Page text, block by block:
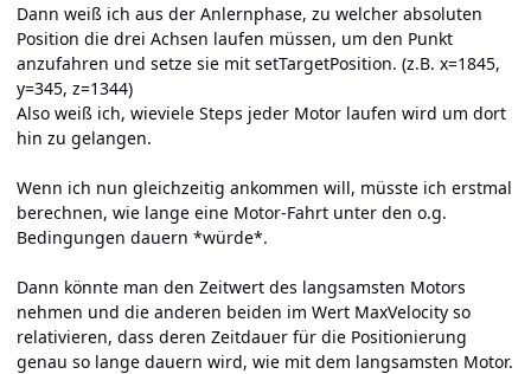
Dann weiß ich aus der Anlernphase, zu welcher absoluten
Position die drei Achsen laufen müssen, um den Punkt
anzufahren und setze sie mit setTargetPosition. (z.B. x=1845,
y=345, z=1344)
Also weiß ich, wieviele Steps jeder Motor laufen wird um dort
hin zu gelangen.
Wenn ich nun gleichzeitig ankommen will, müsste ich erstmal
berechnen, wie lange eine Motor-Fahrt unter den o.g.
Bedingungen dauern *würde*.
Dann könnte man den Zeitwert des langsamsten Motors
nehmen und die anderen beiden im Wert MaxVelocity so
relativieren, dass deren Zeitdauer für die Positionierung
genau so lange dauern wird, wie mit dem langsamsten Motor.